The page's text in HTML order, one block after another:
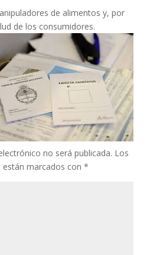
de alimentos y, por
de los consumidores.
no será publicada. Los
marcados con *